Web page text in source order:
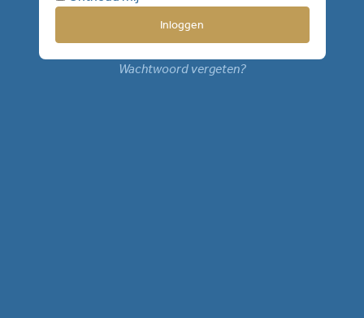
Wachtwoord vergeten?